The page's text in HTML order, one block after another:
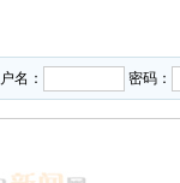
名： 密码：